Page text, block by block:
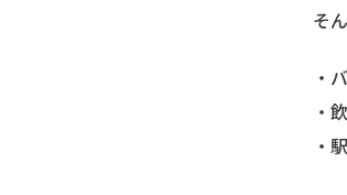
そ
・
・
・